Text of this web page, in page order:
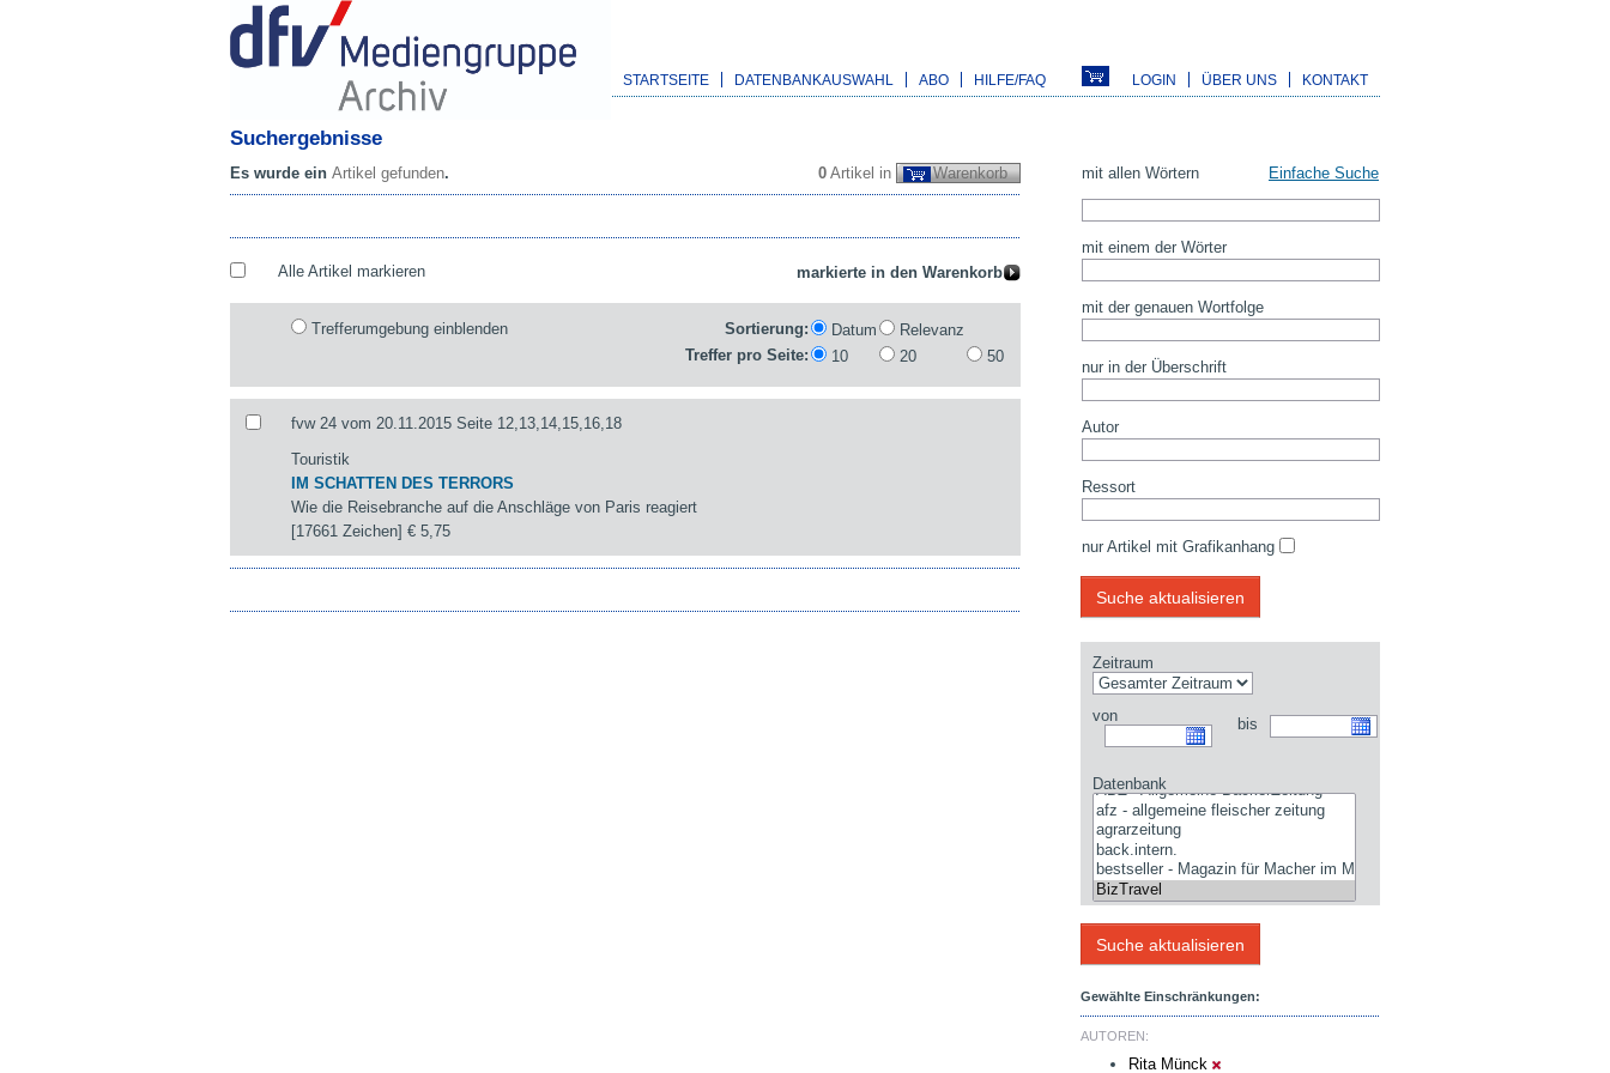
STARTSEITE DATENBANKAUSWAHL ABO HILFE/FAQ LOGIN ÜBER UNS KONTAKT
Suchergebnisse
0 Artikel in Warenkorb
Es wurde ein Artikel gefunden.
Alle Artikel markieren
Trefferumgebung einblenden Sortierung: Datum
Relevanz
Treffer pro Seite:
10 20 50
fvw 24 vom 20.11.2015 Seite 12,13,14,15,16,18
Touristik
IM SCHATTEN DES TERRORS
Wie die Reisebranche auf die Anschläge von Paris reagiert
[17661 Zeichen]€ 5,75
mit allen Wörtern Einfache Suche
mit einem der Wörter
mit der genauen Wortfolge
nur in der Überschrift
Autor
Ressort
nur Artikel mit Grafikanhang
Zeitraum
von bis
Datenbank
Gewählte Einschränkungen:
AUTOREN:
Rita Münck